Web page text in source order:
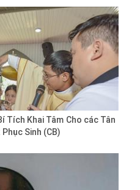
Tích Khai Tâm Cho các Tân
Sinh (CB)